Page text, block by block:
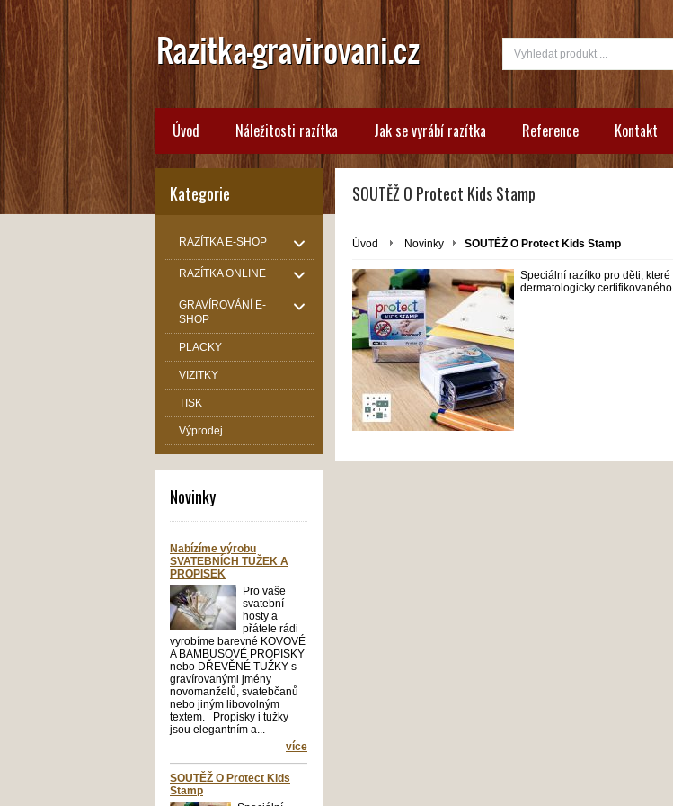
Úvod Náležitosti razítka Jak se vyrábí razítka Reference Kontakt
Kategorie
RAZÍTKA E-SHOP
RAZÍTKA ONLINE
GRAVÍROVÁNÍ E-
SHOP
PLACKY
VIZITKY
TISK
Výprodej
Novinky
Nabízíme výrobu
SVATEBNÍCH TUŽEK A
PROPISEK
Pro vaše
svatební
hosty a
přátele rádi
vyrobíme barevné KOVOVÉ
A BAMBUSOVÉ PROPISKY
nebo DŘEVĚNÉ TUŽKY s
gravírovanými jmény
novomanželů, svatebčanů
nebo jiným libovolným
textem. Propisky i tužky
jsou elegantním a...
více
SOUTĚŽ O Protect Kids
Stamp
SOUTĚŽ O Protect Kids Stamp
Úvod Novinky SOUTĚŽ O Protect Kids Stamp
Speciální razítko pro děti,
dermatologicky